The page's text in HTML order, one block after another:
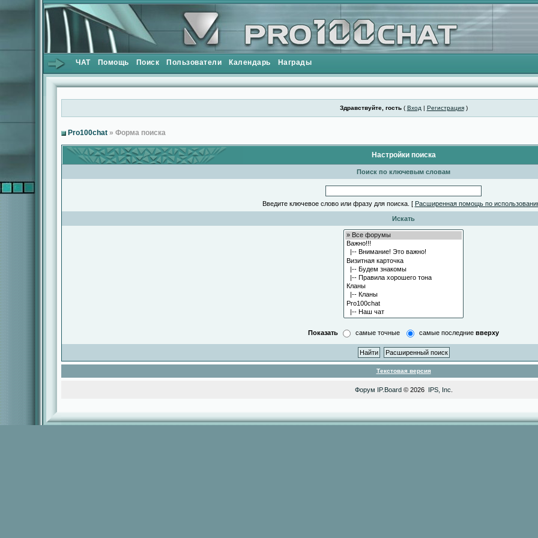
ЧАТ Помощь Поиск Пользователи Календарь Награды
Здравствуйте, гость( Вход | Регистрация)
Pro100chat » Форма поиска
Настройки поиска
Поиск по ключевым словам
Введите ключевое слово или фразу для поиска. [ Расширенная помощь по
Искать
Показать самые точные самые последние вверху
Текстовая версия
Форум IP.Board© 2026 IPS, Inc